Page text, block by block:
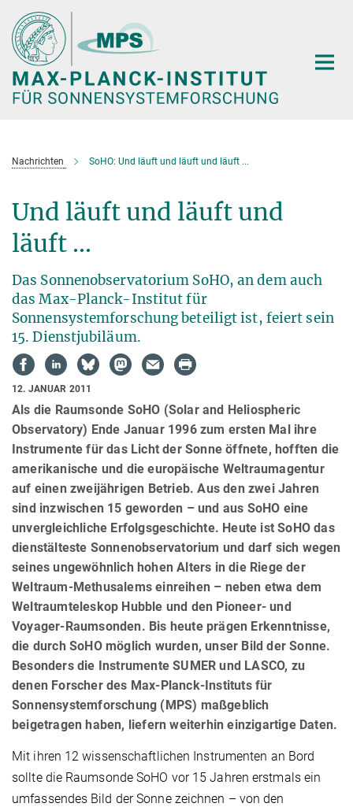
Hauptinhalt
Nachrichten SoHO: Und läuft und läuft und läuft ...
Und läuft und läuft und
läuft ...
Das Sonnenobservatorium SoHO, an dem auch
das Max-Planck-Institut für
Sonnensystemforschung beteiligt ist, feiert sein
15. Dienstjubiläum.
12. JANUAR 2011
Als die Raumsonde SoHO (Solar and Heliospheric
Observatory) Ende Januar 1996 zum ersten Mal ihre
Instrumente für das Licht der Sonne öffnete, hofften die
amerikanische und die europäische Weltraumagentur
auf einen zweijährigen Betrieb. Aus den zwei Jahren
sind inzwischen 15 geworden – und aus SoHO eine
unvergleichliche Erfolgsgeschichte. Heute ist SoHO das
dienstälteste Sonnenobservatorium und darf sich wegen
seines ungewöhnlich hohen Alters in die Riege der
Weltraum-Methusalems einreihen – neben etwa dem
Weltraumteleskop Hubble und den Pioneer- und
Voyager-Raumsonden. Bis heute prägen Erkenntnisse,
die durch SoHO möglich wurden, unser Bild der Sonne.
Besonders die Instrumente SUMER und LASCO, zu
denen Forscher des Max-Planck-Instituts für
Sonnensystemforschung (MPS) maßgeblich
beigetragen haben, liefern weiterhin einzigartige Daten.
Mit ihren 12 wissenschaftlichen Instrumenten an Bord
sollte die Raumsonde SoHO vor 15 Jahren erstmals ein
umfassendes Bild der Sonne zeichnen – von den